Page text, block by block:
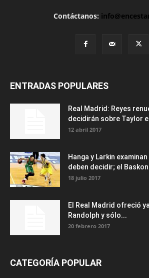
Contáctanos:
ENTRADAS POPULARES
Real Madrid: Reyes
decidirán sobre Taylor
12 abril 2017
Hanga y Larkin
deben decidir; el
18 julio 2017
El Real Madrid ofreció
Randolph y sólo...
20 febrero 2017
CATEGORÍA POPULAR